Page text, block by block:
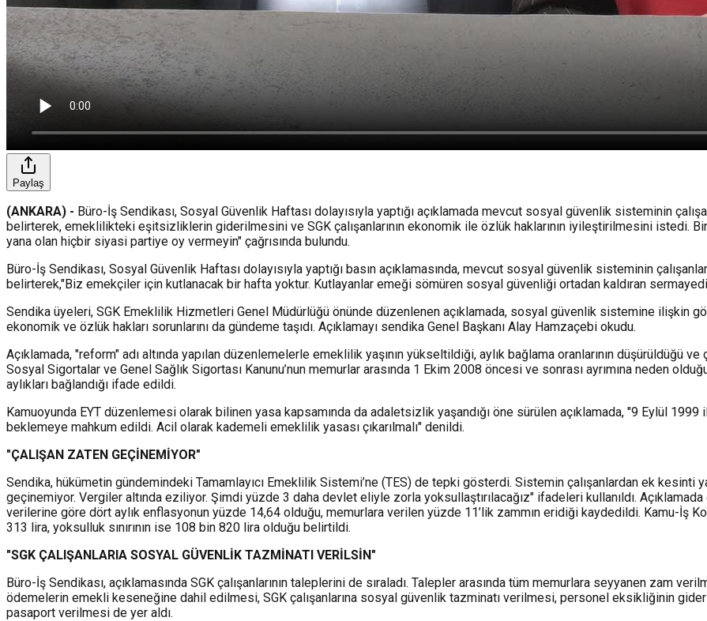
Paylaş
(ANKARA) - Büro-İş Sendikası, Sosyal Güvenlik Haftası dolayısıyla yaptığı açıklamada mevcut sosyal güvenlik sisteminin
belirterek, emeklilikteki eşitsizliklerin giderilmesini ve SGK çalışanlarının ekonomik ile özlük haklarının iyileştirilmesini istedi.
yana olan hiçbir siyasi partiye oy vermeyin" çağrısında bulundu.
Büro-İş Sendikası, Sosyal Güvenlik Haftası dolayısıyla yaptığı basın açıklamasında, mevcut sosyal güvenlik sisteminin çalışanlar
belirterek,"Biz emekçiler için kutlanacak bir hafta yoktur. Kutlayanlar emeği sömüren sosyal güvenliği ortadan kaldıran sermayedir"
Sendika üyeleri, SGK Emeklilik Hizmetleri Genel Müdürlüğü önünde düzenlenen açıklamada, sosyal güvenlik sistemine ilişkin
ekonomik ve özlük hakları sorunlarını da gündeme taşıdı. Açıklamayı sendika Genel Başkanı Alay Hamzaçebi okudu.
Açıklamada, "reform" adı altında yapılan düzenlemelerle emeklilik yaşının yükseltildiği, aylık bağlama oranlarının düşürüldüğü ve
Sosyal Sigortalar ve Genel Sağlık Sigortası Kanunu’nun memurlar arasında 1 Ekim 2008 öncesi ve sonrası ayrımına neden
aylıkları bağlandığı ifade edildi.
Kamuoyunda EYT düzenlemesi olarak bilinen yasa kapsamında da adaletsizlik yaşandığı öne sürülen açıklamada, "9 Eylül
beklemeye mahkum edildi. Acil olarak kademeli emeklilik yasası çıkarılmalı" denildi.
"ÇALIŞAN ZATEN GEÇİNEMİYOR"
Sendika, hükümetin gündemindeki Tamamlayıcı Emeklilik Sistemi’ne (TES) de tepki gösterdi. Sistemin çalışanlardan ek kesinti
geçinemiyor. Vergiler altında eziliyor. Şimdi yüzde 3 daha devlet eliyle zorla yoksullaştırılacağız" ifadeleri kullanıldı.
verilerine göre dört aylık enflasyonun yüzde 14,64 olduğu, memurlara verilen yüzde 11’lik zammın eridiği kaydedildi. Kamu-İş
313 lira, yoksulluk sınırının ise 108 bin 820 lira olduğu belirtildi.
"SGK ÇALIŞANLARIA SOSYAL GÜVENLİK TAZMİNATI VERİLSİN"
Büro-İş Sendikası, açıklamasında SGK çalışanlarının taleplerini de sıraladı. Talepler arasında tüm memurlara seyyanen zam
ödemelerin emekli keseneğine dahil edilmesi, SGK çalışanlarına sosyal güvenlik tazminatı verilmesi, personel eksikliğinin
pasaport verilmesi de yer aldı.